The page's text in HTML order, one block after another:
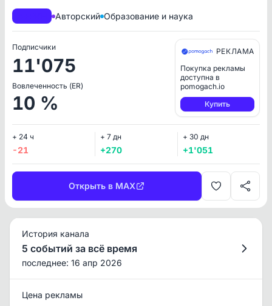
Авторский Образование и наука
Подписчики
11'075
Вовлеченность (ER)
10 %
РЕКЛАМА
Покупка рекламы
доступна в
pomogach.io
Купить
+ 24 ч
-21
+ 7 дн
+270
+ 30 дн
+1'051
Открыть в MAX
История канала
5 событий за всё время
последнее: 16 апр 2026
Цена рекламы